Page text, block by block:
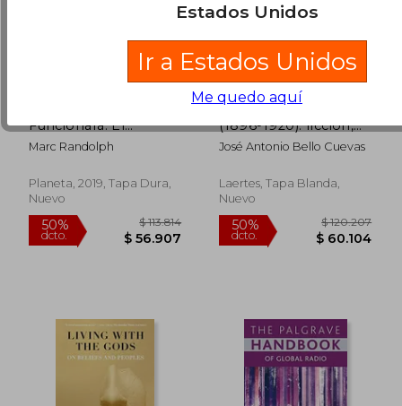
40% $ 344.082 40% $
Funcionará: El
Nacimiento de Netflix
y el Poder de las
Marc Randolph
Planeta, 2019, Tapa Dura,
Nuevo
(1896-1920): ficción,
documental y
reportaje
José Antonio Bello Cuevas
Laertes, Tapa Blanda,
Nuevo
Estados Unidos
Ir a Estados Unidos
Me quedo aquí